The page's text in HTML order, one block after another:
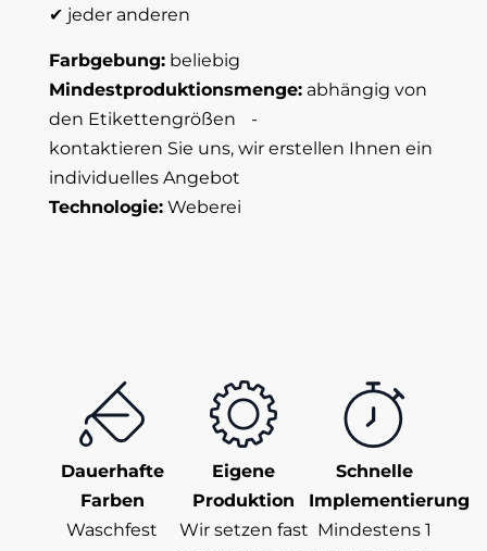
✔ jeder anderen
Farbgebung:beliebig
Mindestproduktionsmenge:abhängig von
den Etikettengrößen -
kontaktieren Sie uns, wir erstellen Ihnen ein
individuelles Angebot
Technologie:Weberei
Dauerhafte
Farben
Waschfest
Eigene
Produktion
Wir setzen fast
Schnelle
Implementierung
Mindestens 1